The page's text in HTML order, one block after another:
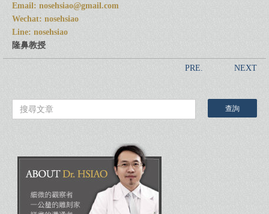
Email: nosehsiao@gmail.com
Wechat: nosehsiao
Line: nosehsiao
隆鼻教授
PRE. NEXT